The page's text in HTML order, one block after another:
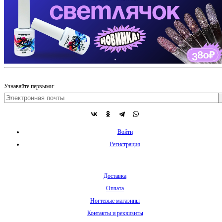
Узнавайте первыми:
Войти
Регистрация
Доставка
Оплата
Ногтевые магазины
Контакты и реквизиты